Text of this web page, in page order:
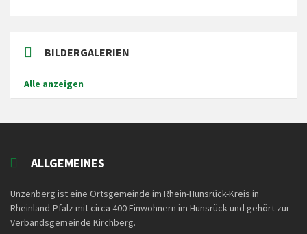
BILDERGALERIEN
Alle anzeigen
ALLGEMEINES
Unzenberg ist eine Ortsgemeinde im Rhein-Hunsrück-Kreis in
Rheinland-Pfalz mit circa 400 Einwohnern im Hunsrück und gehört zur
Verbandsgemeinde Kirchberg.